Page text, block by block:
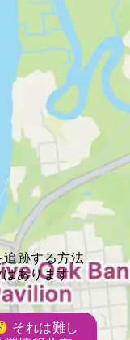
跡する方法
あります
それは難し